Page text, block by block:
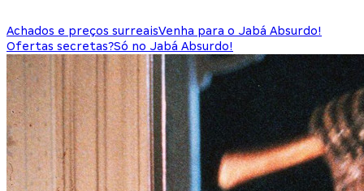
Achados e preços surreaisVenha para o Jabá Absurdo!
Ofertas secretas?Só no Jabá Absurdo!